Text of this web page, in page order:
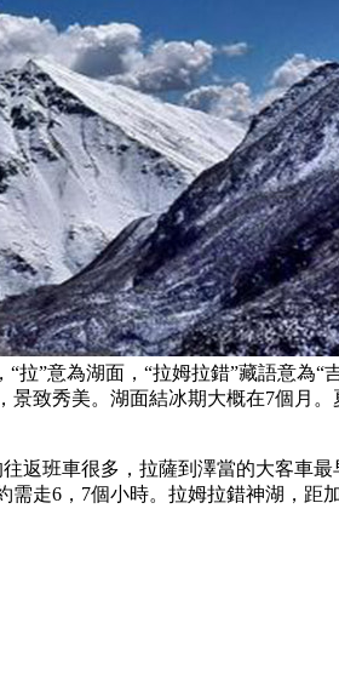
”意為湖面，“拉姆拉錯”藏語意為
致秀美。湖面結冰期大概在7個月
返班車很多，拉薩到澤當的大客車
走6，7個小時。拉姆拉錯神湖，